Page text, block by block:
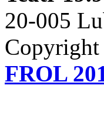
20-005
FROL